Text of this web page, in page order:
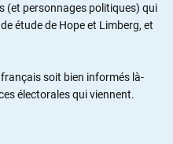
(et personnages politiques) qui
étude de Hope et Limberg, et
soit bien informés là-
électorales qui viennent.